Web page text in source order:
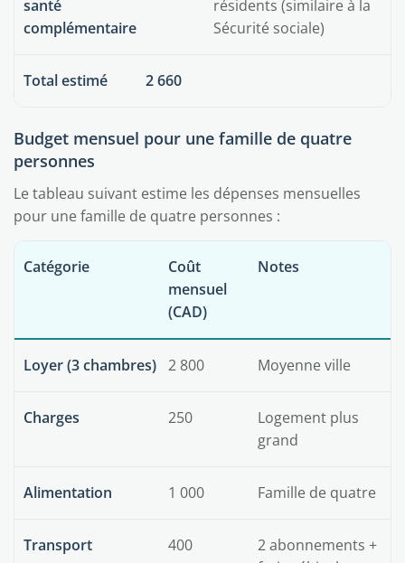
santé
complémentaire
résidents (similaire à la
Sécurité sociale)
Total estimé 2 660
Budget mensuel pour une famille de quatre
personnes
Le tableau suivant estime les dépenses mensuelles
pour une famille de quatre personnes :
Catégorie
Coût
mensuel
(CAD)
Notes
Loyer (3 chambres) 2 800 Moyenne ville
Charges 250
Logement plus
grand
Alimentation 1 000 Famille de quatre
Transport 400
2 abonnements +